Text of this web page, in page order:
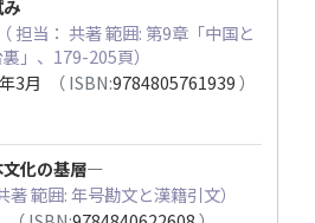
担当： 共著 範囲: 第9章「中国と
」、179-205頁）
3月
（ ISBN:9784805761939）
文化の基層―
範囲: 年号勘文と漢籍引文）